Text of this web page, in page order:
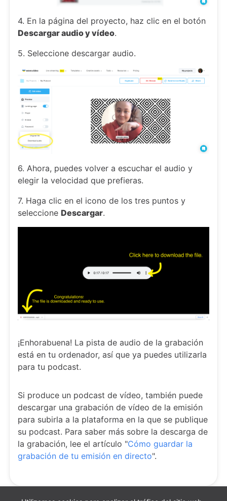
4. En la página del proyecto, haz clic en el botón
Descargar audio y vídeo.
5. Seleccione descargar audio.
6. Ahora, puedes volver a escuchar el audio y
elegir la velocidad que prefieras.
7. Haga clic en el icono de los tres puntos y
seleccione Descargar.
¡Enhorabuena! La pista de audio de la grabación
está en tu ordenador, así que ya puedes utilizarla
para tu podcast.
Si produce un podcast de vídeo, también puede
descargar una grabación de vídeo de la emisión
para subirla a la plataforma en la que se publique
su podcast. Para saber más sobre la descarga de
la grabación, lee el artículo "Cómo guardar la
grabación de tu emisión en directo".